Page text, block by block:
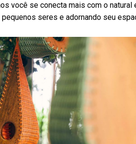
você se conecta mais com o
seres e adornando seu